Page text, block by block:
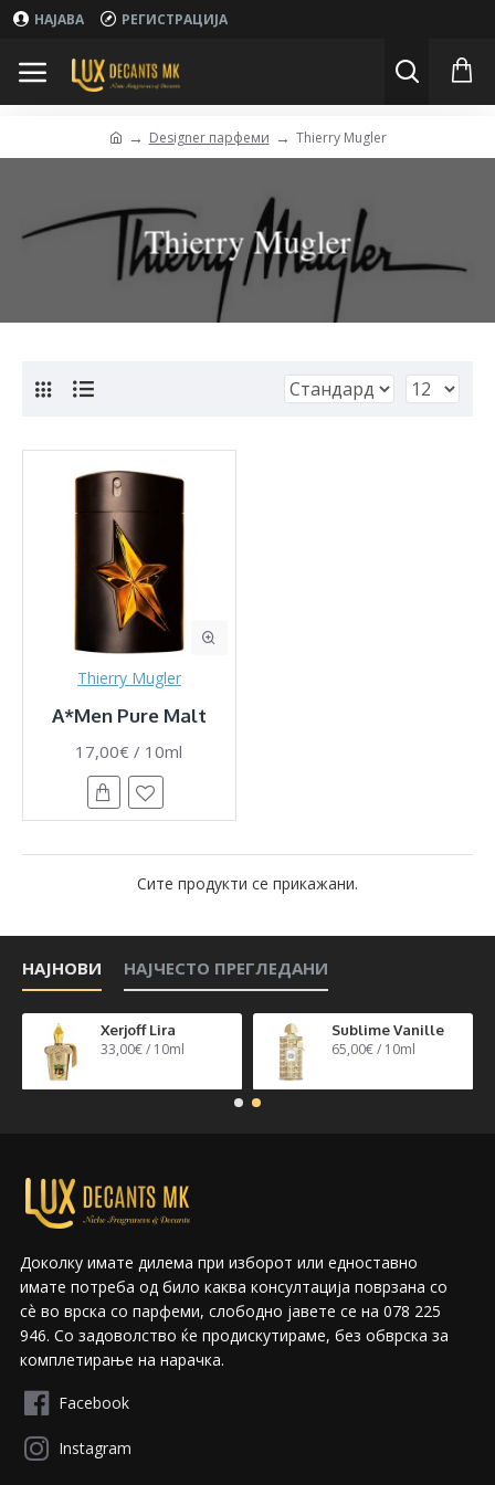
НАЈАВА РЕГИСТРАЦИЈА
Designer парфеми Thierry Mugler
Thierry Mugler
Thierry Mugler
A*Men Pure Malt
17,00€ / 10ml
Сите продукти се прикажани.
НАЈНОВИ НАЈЧЕСТО ПРЕГЛЕДАНИ
Xerjoff Lira
33,00€ / 10ml
Sublime Vanille
65,00€ / 10ml
Доколку имате дилема при изборот или едноставно
имате потреба од било каква консултација поврзана со
сѐ во врска со парфеми, слободно јавете се на 078 225
946. Со задоволство ќе продискутираме, без обврска за
комплетирање на нарачка.
Facebook
Instagram